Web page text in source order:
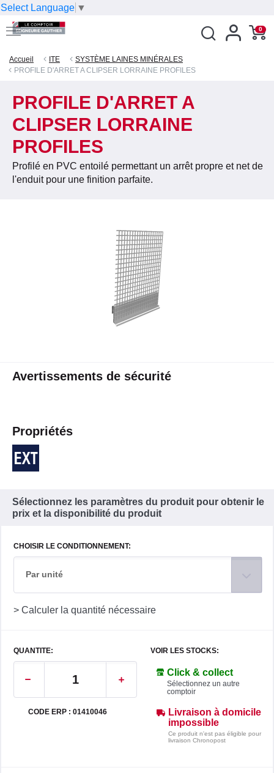
Select Language ▼
0
Accueil ITE
SYSTÈME LAINES MINÉRALES
PROFILE D'ARRET A CLIPSER LORRAINE PROFILES
PROFILE D'ARRET A
CLIPSER LORRAINE
PROFILES
Profilé en PVC entoilé permettant un arrêt propre et net de
l'enduit pour une finition parfaite.
Avertissements de sécurité
Propriétés
Sélectionnez les paramètres du produit pour obtenir le
prix et la disponibilité du produit
CHOISIR LE CONDITIONNEMENT:
Par unité
> Calculer la quantité nécessaire
QUANTITE:
CODE ERP : 01410046
VOIR LES STOCKS:
Click & collect
Sélectionnez un autre
comptoir
Livraison à domicile
impossible
Ce produit n'est pas éligible pour
livraison Chronopost